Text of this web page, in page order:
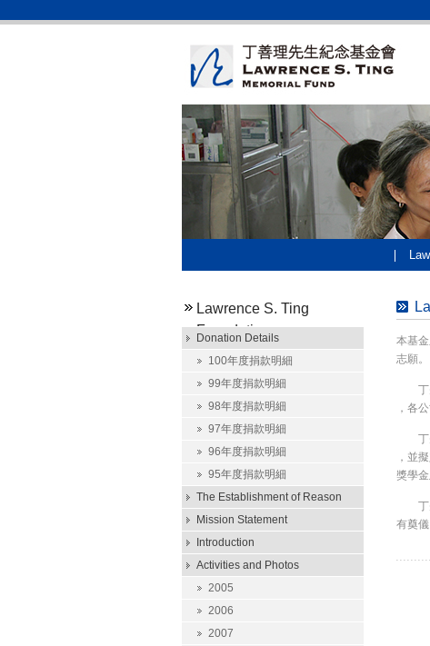
Lawrence S. Ting
Foundation
Donation Details
100年度捐款明細
99年度捐款明細
98年度捐款明細
97年度捐款明細
96年度捐款明細
95年度捐款明細
The Establishment of Reason
Mission Statement
Introduction
Activities and Photos
2005
2006
2007
本基
志願。
丁先
，各
丁先
，並
獎學
丁先
有奠